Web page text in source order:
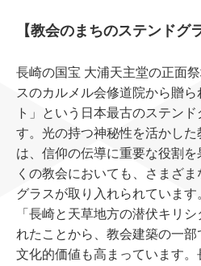
【教会のまちのステンドグ
⻑崎の国宝 ⼤浦天主堂の正⾯
スのカルメル会修道院から贈
ト」という⽇本最古のステン
す。光の持つ神秘性を活かした
は、信仰の伝導に重要な役割
くの教会においても、さまざ
グラスが取り⼊れられていま
「⻑崎と天草地⽅の潜伏キリ
れたことから、教会建築の⼀
⽂化的価値も⾼まっています